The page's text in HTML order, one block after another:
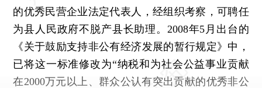
的优秀民营企业法定代表人，经组织考察，可聘任
为县人民政府不脱产县长助理。2008年5月出台的
《关于鼓励支持非公有经济发展的暂行规定》中，
已将这一标准修改为“纳税和为社会公益事业贡献
在2000万元以上、群众公认有突出贡献的优秀非公